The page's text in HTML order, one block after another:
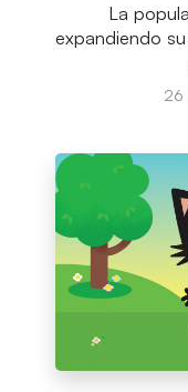
La
expandiendo
26